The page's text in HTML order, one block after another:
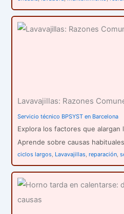
Lavavajillas: Razones
Servicio técnico BPSYST en Barcelona
Explora los factores que alargan
Aprende sobre causas
ciclos largos Lavavajillas ,reparación ,